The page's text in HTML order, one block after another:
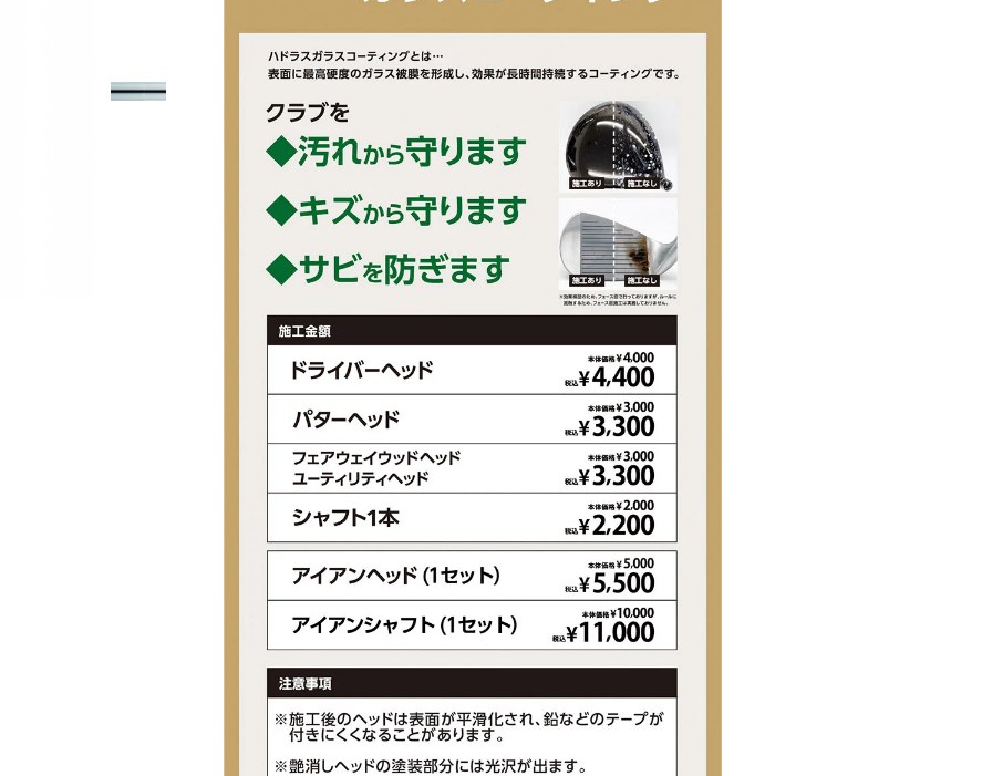
■ヘッド素材・製法：ヘッド素材: FORGEDマレージング鋼C300(フェ
ース)/17-4ステンレススチール(ボディ)/カーボン(クラウン)
■付属ヘッドカバー：有
■付属品：ヘッドカバー
■シャフト名：AWT 3.0 LITE
■番手：#4UT #5UT
■ロフト角(度)：#4UT/23 #5UT/26
■ヘッド体積(cc)：#4UT/118 #5UT/117
■クラブ長さ(インチ)：#4UT/39.25 #5UT/38.75
■バランス：D1
■フレックス：S
■シャフト重量(g)：95
■キックポイント：中
■トルク：2.9
■総重量(g)：
#4UT(S)/381
#5UT(S)/388
■生産国：日本